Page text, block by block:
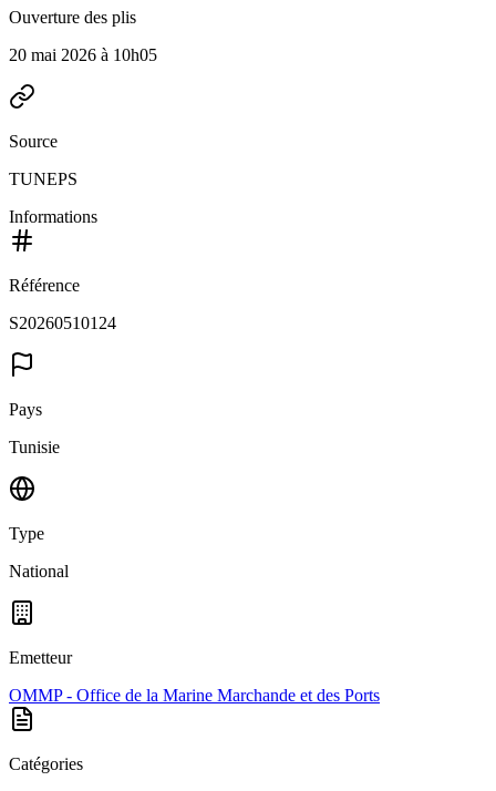
Ouverture des plis
20 mai 2026 à 10h05
Source
TUNEPS
Informations
Référence
S20260510124
Pays
Tunisie
Type
National
Emetteur
OMMP - Office de la Marine Marchande et des Ports
Catégories